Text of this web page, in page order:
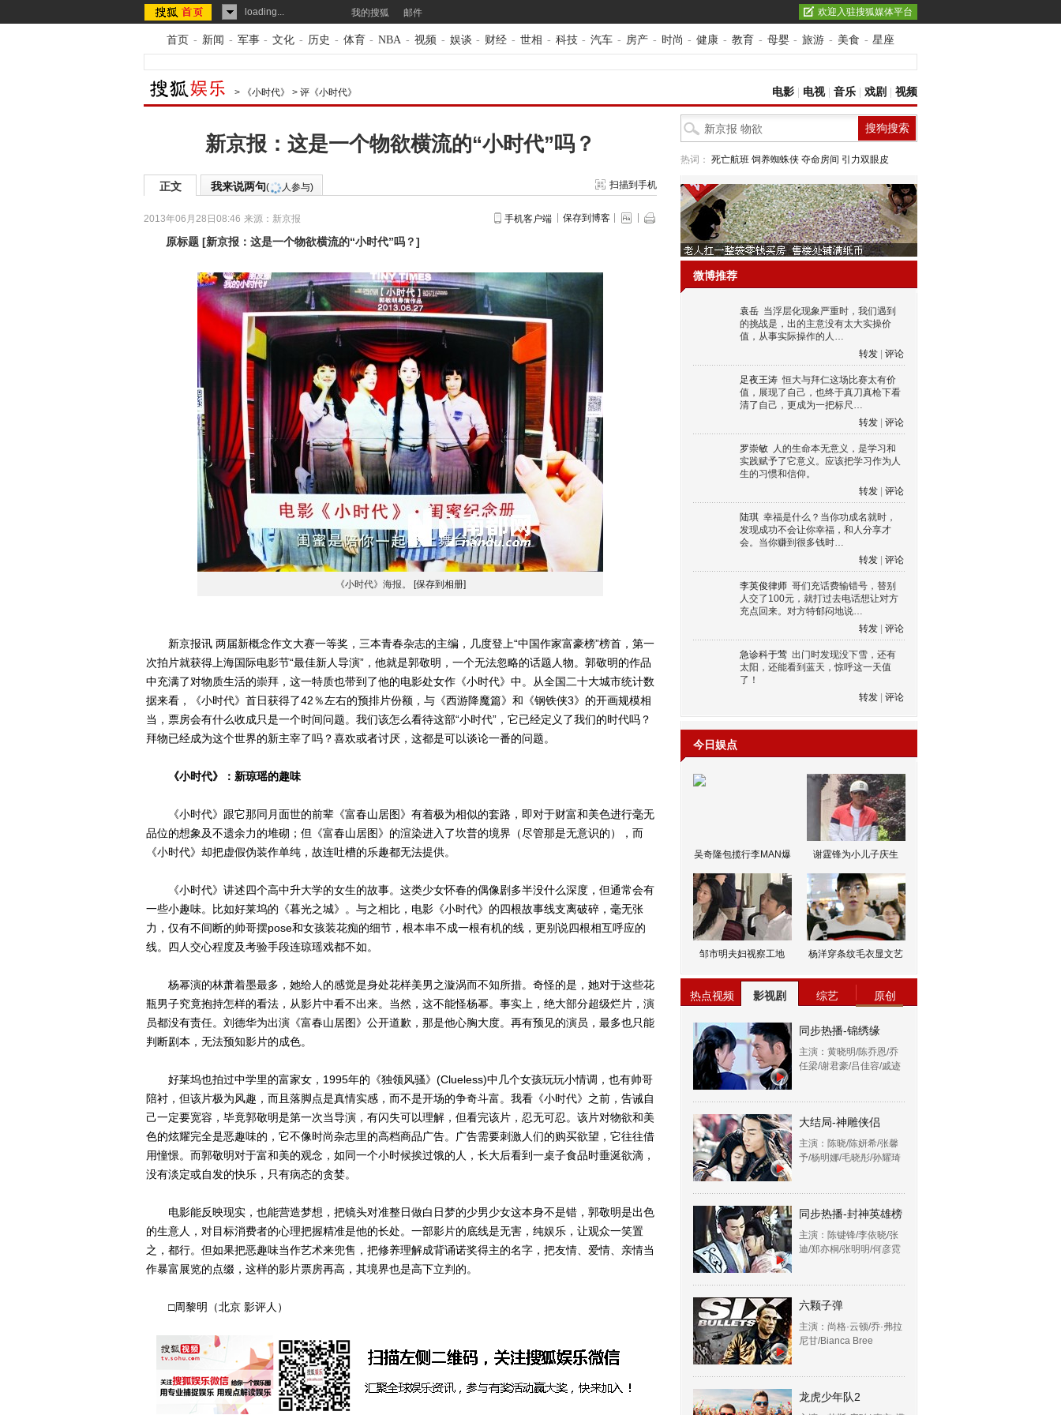
loading... 我的搜狐 邮件 欢迎入驻搜狐媒体平台
首页 - 新闻 - 军事 - 文化 - 历史 - 体育 - NBA - 视频 - 娱谈 - 财经 - 世相 - 科技 - 汽车 - 房产 - 时尚 - 健康 - 教育 - 母婴 - 旅游 - 美食 - 星座
> 《小时代》 > 评《小时代》 电影 电视| 音乐 戏剧 视频
新京报：这是一个物欲横流的“小时代”吗？
正文 我来说两句( 人参与) 扫描到手机
2013年06月28日08:46 来源： 新京报 手机客户端 保存到博客
原标题 [新京报：这是一个物欲横流的“小时代”吗？]
《小时代》海报。 [保存到相册]
新京报讯 两届新概念作文大赛一等奖，三本青春杂志的主编，几度登上“中国作家富豪榜”榜首，第一
次拍片就获得上海国际电影节“最佳新人导演”，他就是郭敬明，一个无法忽略的话题人物。郭敬明的作品
中充满了对物质生活的崇拜，这一特质也带到了他的电影处女作《小时代》中。从全国二十大城市统计数
据来看，《小时代》首日获得了42％左右的预排片份额，与《西游降魔篇》和《钢铁侠3》的开画规模相
当，票房会有什么收成只是一个时间问题。我们该怎么看待这部“小时代”，它已经定义了我们的时代吗？
拜物已经成为这个世界的新主宰了吗？喜欢或者讨厌，这都是可以谈论一番的问题。
《小时代》：新琼瑶的趣味
《小时代》跟它那同月面世的前辈《富春山居图》有着极为相似的套路，即对于财富和美色进行毫无
品位的想象及不遗余力的堆砌；但《富春山居图》的渲染进入了坎普的境界（尽管那是无意识的），而
《小时代》却把虚假伪装作单纯，故连吐槽的乐趣都无法提供。
《小时代》讲述四个高中升大学的女生的故事。这类少女怀春的偶像剧多半没什么深度，但通常会有
一些小趣味。比如好莱坞的《暮光之城》。与之相比，电影《小时代》的四根故事线支离破碎，毫无张
力，仅有不间断的帅哥摆pose和女孩装花痴的细节，根本串不成一根有机的线，更别说四根相互呼应的
线。四人交心程度及考验手段连琼瑶戏都不如。
杨幂演的林萧着墨最多，她给人的感觉是身处花样美男之漩涡而不知所措。奇怪的是，她对于这些花
瓶男子究竟抱持怎样的看法，从影片中看不出来。当然，这不能怪杨幂。事实上，绝大部分超级烂片，演
员都没有责任。刘德华为出演《富春山居图》公开道歉，那是他心胸大度。再有预见的演员，最多也只能
判断剧本，无法预知影片的成色。
好莱坞也拍过中学里的富家女，1995年的《独领风骚》(Clueless)中几个女孩玩玩小情调，也有帅哥
陪衬，但该片极为风趣，而且落脚点是真情实感，而不是开场的争奇斗富。我看《小时代》之前，告诫自
己一定要宽容，毕竟郭敬明是第一次当导演，有闪失可以理解，但看完该片，忍无可忍。该片对物欲和美
色的炫耀完全是恶趣味的，它不像时尚杂志里的高档商品广告。广告需要刺激人们的购买欲望，它往往借
用憧憬。而郭敬明对于富和美的观念，如同一个小时候挨过饿的人，长大后看到一桌子食品时垂涎欲滴，
没有淡定或自发的快乐，只有病态的贪婪。
电影能反映现实，也能营造梦想，把镜头对准整日做白日梦的少男少女这本身不是错，郭敬明是出色
的生意人，对目标消费者的心理把握精准是他的长处。一部影片的底线是无害，纯娱乐，让观众一笑置
之，都行。但如果把恶趣味当作艺术来兜售，把修养理解成背诵诺奖得主的名字，把友情、爱情、亲情当
作暴富展览的点缀，这样的影片票房再高，其境界也是高下立判的。
□周黎明（北京 影评人）
热词： 死亡航班 饲养蜘蛛侠 夺命房间 引力双眼皮
微博推荐
袁岳 当浮层化现象严重时，我们遇到
的挑战是，出的主意没有太大实操价
值，从事实际操作的人…
转发
评论
足夜王涛 恒大与拜仁这场比赛太有价
值，展现了自己，也终于真刀真枪下看
清了自己，更成为一把标尺…
转发
评论
罗崇敏 人的生命本无意义，是学习和
实践赋予了它意义。应该把学习作为人
生的习惯和信仰。
转发
评论
陆琪 幸福是什么？当你功成名就时，
发现成功不会让你幸福，和人分享才
会。当你赚到很多钱时…
转发
评论
李英俊律师 哥们充话费输错号，替别
人交了100元，就打过去电话想让对方
充点回来。对方特郁闷地说…
转发
评论
急诊科于莺 出门时发现没下雪，还有
太阳，还能看到蓝天，惊呼这一天值
了！
转发
评论
今日娱点
吴奇隆包揽行李MAN爆 谢霆锋为小儿子庆生
邹市明夫妇视察工地 杨洋穿条纹毛衣显文艺
热点视频 影视剧 综艺 原创
同步热播-锦绣缘
主演：黄晓明/陈乔恩/乔
任梁/谢君豪/吕佳容/戚迹
大结局-神雕侠侣
主演：陈晓/陈妍希/张馨
予/杨明娜/毛晓彤/孙耀琦
同步热播-封神英雄榜
主演：陈键锋/李依晓/张
迪/郑亦桐/张明明/何彦霓
六颗子弹
主演：尚格·云顿/乔·弗拉
尼甘/Bianca Bree
龙虎少年队2